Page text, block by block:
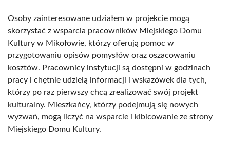
Osoby zainteresowane udziałem w projekcie mogą
skorzystać z wsparcia pracowników Miejskiego Domu
Kultury w Mikołowie, którzy oferują pomoc w
przygotowaniu opisów pomysłów oraz oszacowaniu
kosztów. Pracownicy instytucji są dostępni w godzinach
pracy i chętnie udzielą informacji i wskazówek dla tych,
którzy po raz pierwszy chcą zrealizować swój projekt
kulturalny. Mieszkańcy, którzy podejmują się nowych
wyzwań, mogą liczyć na wsparcie i kibicowanie ze strony
Miejskiego Domu Kultury.